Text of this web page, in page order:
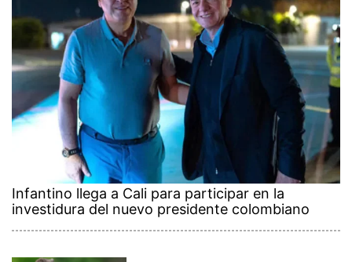
Infantino llega a Cali para participar en la
investidura del nuevo presidente colombiano